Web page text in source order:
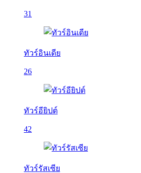
31
ทัวร์อินเดีย
26
ทัวร์อียิปต์
42
ทัวร์รัสเซีย